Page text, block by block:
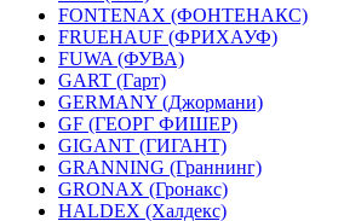
FONTENAX (ФОНТЕНАКС)
FRUEHAUF (ФРИХАУФ)
FUWA (ФУВА)
GART (Гарт)
GERMANY (Джормани)
GF (ГЕОРГ ФИШЕР)
GIGANT (ГИГАНТ)
GRANNING (Граннинг)
GRONAX (Гронакс)
HALDEX (Халдекс)